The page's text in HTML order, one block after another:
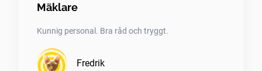
Mäklare
Kunnig personal. Bra råd och tryggt.
Fredrik